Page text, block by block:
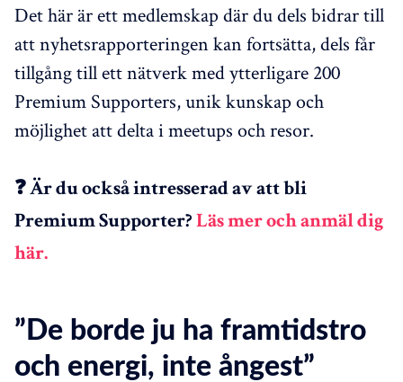
Det här är ett medlemskap där du dels bidrar till
att nyhetsrapporteringen kan fortsätta, dels får
tillgång till ett nätverk med ytterligare 200
Premium Supporters, unik kunskap och
möjlighet att delta i meetups och resor.
❓ Är du också intresserad av att bli
Premium Supporter? Läs mer och anmäl dig
här.
”De borde ju ha framtidstro
och energi, inte ångest”